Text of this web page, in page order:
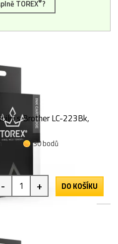
TOREX ?
s Brother LC-223Bk,
30 bodů
- + DO KOŠÍKU